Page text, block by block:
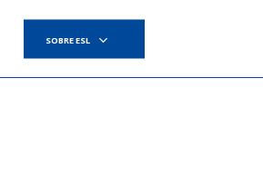
main
content
SOBRE ESL